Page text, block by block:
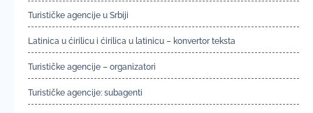
Turističke agencije u Srbiji
Latinica u ćirilicu i ćirilica u latinicu – konvertor teksta
Turističke agencije – organizatori
Turističke agencije: subagenti